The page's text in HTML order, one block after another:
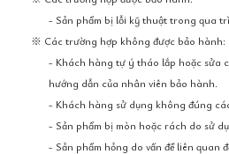
- Sản phẩm bị lỗi kỹ thuật trong qua
※ Các trường hợp không được bảo hành:
- Khách hàng tự ý tháo lắp hoặc sửa
hướng dẫn của nhân viên bảo hành.
- Khách hàng sử dụng không đúng
- Sản phẩm bị mòn hoặc rách do sử
- Sản phẩm hỏng do vấn đề liên quan